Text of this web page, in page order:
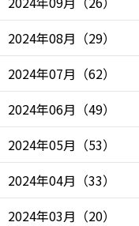
2024年08月 （29）
2024年07月 （62）
2024年06月 （49）
2024年05月 （53）
2024年04月 （33）
2024年03月 （20）